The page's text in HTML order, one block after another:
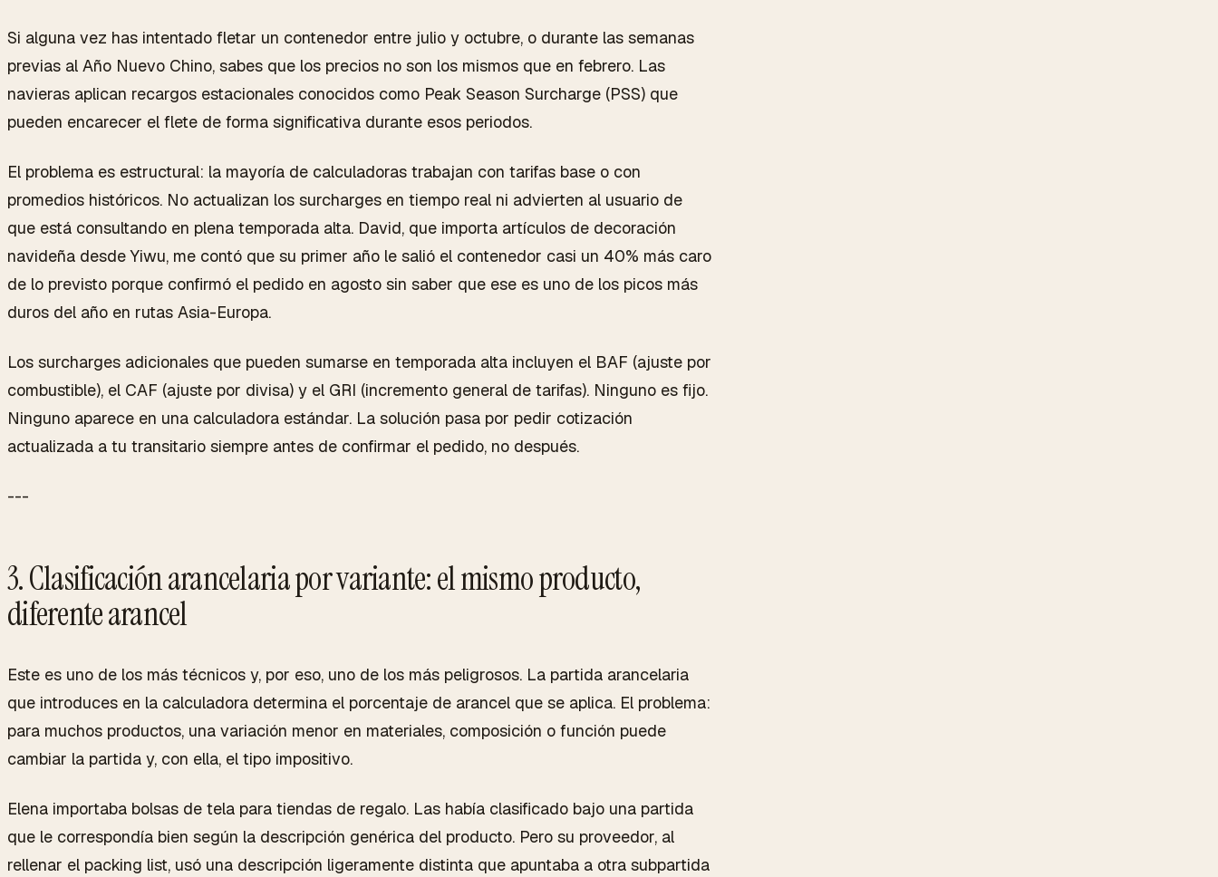
Si alguna vez has intentado fletar un contenedor entre julio y octubre, o durante las semanas
previas al Año Nuevo Chino, sabes que los precios no son los mismos que en febrero. Las
navieras aplican recargos estacionales conocidos como Peak Season Surcharge (PSS) que
pueden encarecer el flete de forma significativa durante esos periodos.
El problema es estructural: la mayoría de calculadoras trabajan con tarifas base o con
promedios históricos. No actualizan los surcharges en tiempo real ni advierten al usuario de
que está consultando en plena temporada alta. David, que importa artículos de decoración
navideña desde Yiwu, me contó que su primer año le salió el contenedor casi un 40% más caro
de lo previsto porque confirmó el pedido en agosto sin saber que ese es uno de los picos más
duros del año en rutas Asia-Europa.
Los surcharges adicionales que pueden sumarse en temporada alta incluyen el BAF (ajuste por
combustible), el CAF (ajuste por divisa) y el GRI (incremento general de tarifas). Ninguno es fijo.
Ninguno aparece en una calculadora estándar. La solución pasa por pedir cotización
actualizada a tu transitario siempre antes de confirmar el pedido, no después.
---
3. Clasificación arancelaria por variante: el mismo producto,
diferente arancel
Este es uno de los más técnicos y, por eso, uno de los más peligrosos. La partida arancelaria
que introduces en la calculadora determina el porcentaje de arancel que se aplica. El problema:
para muchos productos, una variación menor en materiales, composición o función puede
cambiar la partida y, con ella, el tipo impositivo.
Elena importaba bolsas de tela para tiendas de regalo. Las había clasificado bajo una partida
que le correspondía bien según la descripción genérica del producto. Pero su proveedor, al
rellenar el packing list, usó una descripción ligeramente distinta que apuntaba a otra subpartida